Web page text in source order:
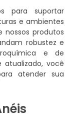
para suportar
e ambientes
nossos produtos
robustez e
e de
atualizado, você
atender sua